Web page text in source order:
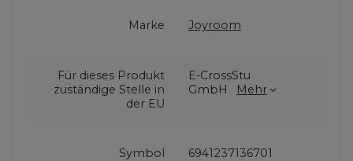
Marke Joyroom
Für dieses Produkt
zuständige Stelle in
der EU
E-CrossStu
GmbH
Mehr
Symbol 6941237136701